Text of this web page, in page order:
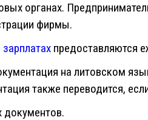
органах.
фирмы.
зарплатах предоставляются
на литовском
также переводится,
документов.